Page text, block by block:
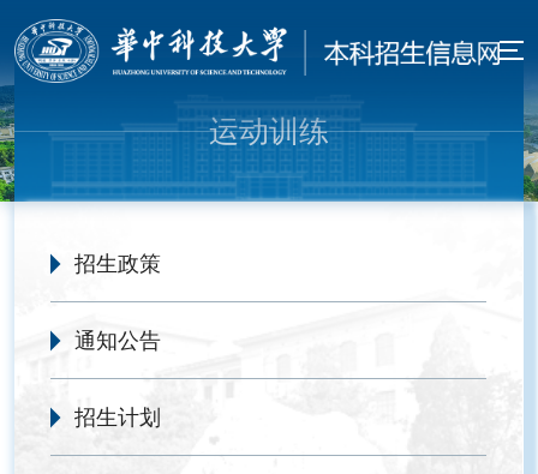
运动训练
招生政策
通知公告
招生计划